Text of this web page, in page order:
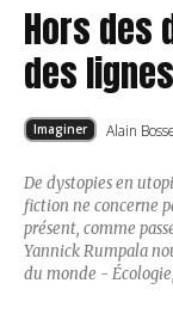
Hors des
des
Imaginer Alain
De dystopies en
fiction ne concerne
présent, comme
Yannick Rumpala
du monde -